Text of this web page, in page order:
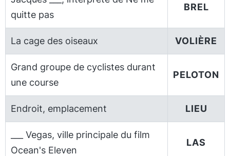
quitte pas
BREL
La cage des oiseaux VOLIÈRE
Grand groupe de cyclistes durant
une course
PELOTON
Endroit, emplacement LIEU
___ Vegas, ville principale du film
Ocean's Eleven
LAS